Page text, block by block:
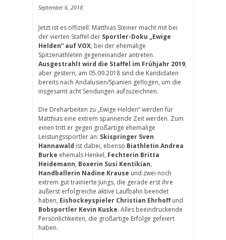
September 6, 2018
Jetzt ist es offiziell: Matthias Steiner macht mit bei
der vierten Staffel der Sportler-Doku „Ewige
Helden“ auf VOX, bei der ehemalige
Spitzenathleten gegeneinander antreten.
Ausgestrahlt wird die Staffel im Frühjahr 2019,
aber gestern, am 05.09.2018 sind die Kandidaten
bereits nach Andalusien/Spanien geflogen, um die
insgesamt acht Sendungen aufzuzeichnen.
Die Dreharbeiten zu „Ewige Helden“ werden für
Matthias eine extrem spannende Zeit werden. Zum
einen tritt er gegen großartige ehemalige
Leistungssportler an: Skispringer Sven
Hannawald ist dabei, ebenso Biathletin Andrea
Burke ehemals Henkel, Fechterin Britta
Heidemann, Boxerin Susi Kentikian,
Handballerin Nadine Krause und zwei noch
extrem gut trainierte Jungs, die gerade erst ihre
äußerst erfolgreiche aktive Laufbahn beendet
haben, Eishockeyspieler Christian Ehrhoffund
Bobsportler Kevin Kuske. Alles beeindruckende
Persönlichkeiten, die großartige Erfolge gefeiert
haben.